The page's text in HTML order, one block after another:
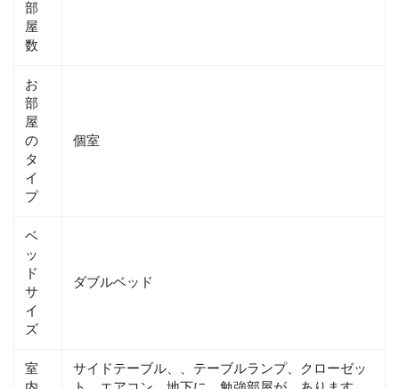
部
屋
数
お
部
屋
の
タ
イ
プ
個室
ベ
ッ
ド
サ
イ
ズ
ダブルベッド
室
サイドテーブル、、テーブルランプ、クローゼッ